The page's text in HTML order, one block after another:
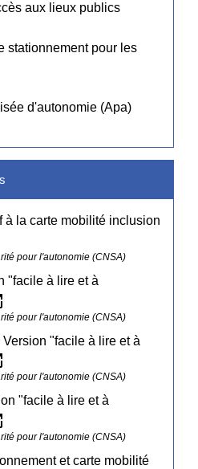
aux lieux publics
stationnement pour les
d'autonomie (Apa)
à la carte mobilité inclusion
pour l'autonomie (CNSA)
"facile à lire et à
pour l'autonomie (CNSA)
"facile à lire et à
pour l'autonomie (CNSA)
"facile à lire et à
pour l'autonomie (CNSA)
et carte mobilité